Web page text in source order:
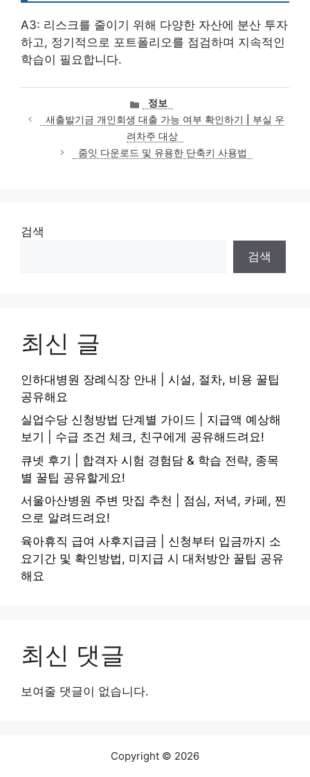
A3: 리스크를 줄이기 위해 다양한 자산에 분산 투자
하고, 정기적으로 포트폴리오를 점검하며 지속적인
학습이 필요합니다.
카
테
고
리
정보
새출발기금 개인회생 대출 가능 여부 확인하기 | 부실 우
려차주 대상
줌잇 다운로드 및 유용한 단축키 사용법
검색
검색
최신 글
인하대병원 장례식장 안내 | 시설, 절차, 비용 꿀팁
공유해요
실업수당 신청방법 단계별 가이드 | 지급액 예상해
보기 | 수급 조건 체크, 친구에게 공유해드려요!
큐넷 후기 | 합격자 시험 경험담 & 학습 전략, 종목
별 꿀팁 공유할게요!
서울아산병원 주변 맛집 추천 | 점심, 저녁, 카페, 찐
으로 알려드려요!
육아휴직 급여 사후지급금 | 신청부터 입금까지 소
요기간 및 확인방법, 미지급 시 대처방안 꿀팁 공유
해요
최신 댓글
보여줄 댓글이 없습니다.
Copyright © 2026